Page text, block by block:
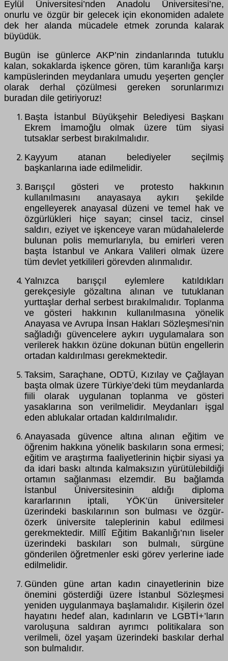
Eylül Üniversitesi’nden Anadolu Üniversitesi’ne,
onurlu ve özgür bir gelecek için ekonomiden adalete
dek her alanda mücadele etmek zorunda kalarak
büyüdük.
Bugün ise günlerce AKP’nin zindanlarında tutuklu
kalan, sokaklarda işkence gören, tüm karanlığa karşı
kampüslerinden meydanlara umudu yeşerten gençler
olarak derhal çözülmesi gereken sorunlarımızı
buradan dile getiriyoruz!
Başta İstanbul Büyükşehir Belediyesi Başkanı
Ekrem İmamoğlu olmak üzere tüm siyasi
tutsaklar serbest bırakılmalıdır.
Kayyum atanan belediyeler seçilmiş
başkanlarına iade edilmelidir.
Barışçıl gösteri ve protesto hakkının
kullanılmasını anayasaya aykırı şekilde
engelleyerek anayasal düzeni ve temel hak ve
özgürlükleri hiçe sayan; cinsel taciz, cinsel
saldırı, eziyet ve işkenceye varan müdahalelerde
bulunan polis memurlarıyla, bu emirleri veren
başta İstanbul ve Ankara Valileri olmak üzere
tüm devlet yetkilileri görevden alınmalıdır.
Yalnızca barışçıl eylemlere katıldıkları
gerekçesiyle gözaltına alınan ve tutuklanan
yurttaşlar derhal serbest bırakılmalıdır. Toplanma
ve gösteri hakkının kullanılmasına yönelik
Anayasa ve Avrupa İnsan Hakları Sözleşmesi’nin
sağladığı güvencelere aykırı uygulamalara son
verilerek hakkın özüne dokunan bütün engellerin
ortadan kaldırılması gerekmektedir.
Taksim, Saraçhane, ODTÜ, Kızılay ve Çağlayan
başta olmak üzere Türkiye’deki tüm meydanlarda
fiili olarak uygulanan toplanma ve gösteri
yasaklarına son verilmelidir. Meydanları işgal
eden ablukalar ortadan kaldırılmalıdır.
Anayasada güvence altına alınan eğitim ve
öğrenim hakkına yönelik baskıların sona ermesi;
eğitim ve araştırma faaliyetlerinin hiçbir siyasi ya
da idari baskı altında kalmaksızın yürütülebildiği
ortamın sağlanması elzemdir. Bu bağlamda
İstanbul Üniversitesinin aldığı diploma
kararlarının iptali, YÖK’ün üniversiteler
üzerindeki baskılarının son bulması ve özgür-
özerk üniversite taleplerinin kabul edilmesi
gerekmektedir. Millî Eğitim Bakanlığı’nın liseler
üzerindeki baskıları son bulmalı, sürgüne
gönderilen öğretmenler eski görev yerlerine iade
edilmelidir.
Günden güne artan kadın cinayetlerinin bize
önemini gösterdiği üzere İstanbul Sözleşmesi
yeniden uygulanmaya başlamalıdır. Kişilerin özel
hayatını hedef alan, kadınların ve LGBTİ+’ların
varoluşuna saldıran ayrımcı politikalara son
verilmeli, özel yaşam üzerindeki baskılar derhal
son bulmalıdır.